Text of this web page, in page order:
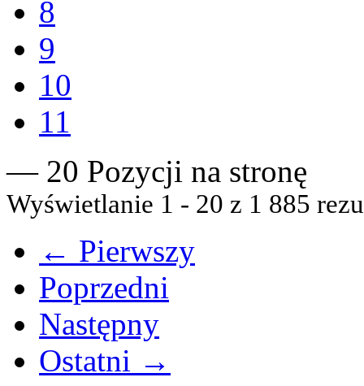
8
9
10
11
— 20 Pozycji na stronę
Wyświetlanie 1 - 20 z 1 885
← Pierwszy
Poprzedni
Następny
Ostatni →